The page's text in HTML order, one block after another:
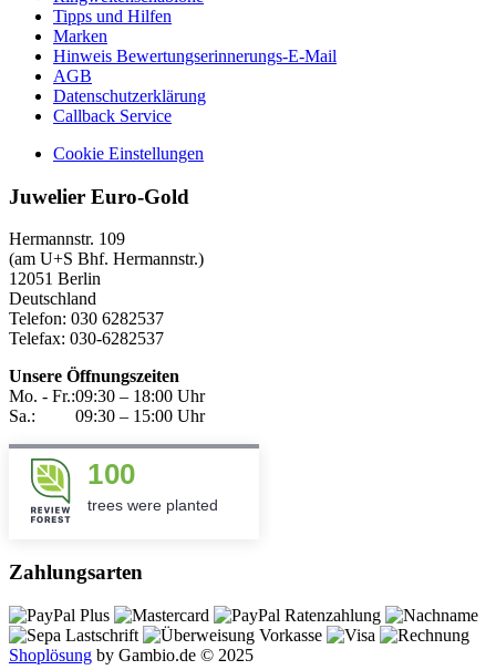
Tipps und Hilfen
Marken
Hinweis Bewertungserinnerungs-E-Mail
AGB
Datenschutzerklärung
Callback Service
Cookie Einstellungen
Juwelier Euro-Gold
Hermannstr. 109
(am U+S Bhf. Hermannstr.)
12051 Berlin
Deutschland
Telefon: 030 6282537
Telefax: 030-6282537
Unsere Öffnungszeiten
Mo. - Fr.:09:30 – 18:00 Uhr
Sa.:
09:30 – 15:00 Uhr
100
trees were planted
Zahlungsarten
Shoplösung by Gambio.de © 2025